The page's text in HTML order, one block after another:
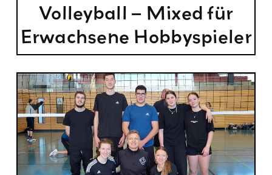
Volleyball – Mixed für
Erwachsene Hobbyspieler